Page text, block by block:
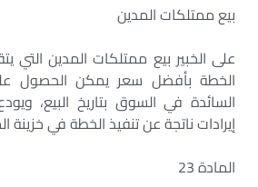
بيع ممتلكات المدين
على الخبير بيع ممتلكات المدين التي
الخطة بأفضل سعر يمكن الحصول
السائدة في السوق بتاريخ البيع،
إيرادات ناتجة عن تنفيذ الخطة في خزينة
المادة 23